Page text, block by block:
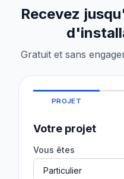
Recevez
Gratuit et sans
PROJET
Votre projet
Vous êtes